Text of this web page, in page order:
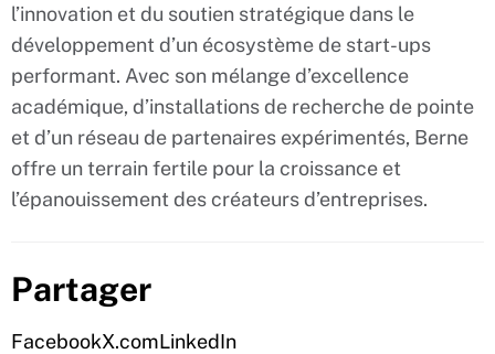
l’innovation et du soutien stratégique dans le
développement d’un écosystème de start-ups
performant. Avec son mélange d’excellence
académique, d’installations de recherche de pointe
et d’un réseau de partenaires expérimentés, Berne
offre un terrain fertile pour la croissance et
l’épanouissement des créateurs d’entreprises.
Partager
FacebookX.comLinkedIn